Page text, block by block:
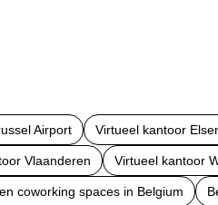
Airport Virtueel kantoor
Vlaanderen Virtueel kantoor
coworking spaces in Belgium